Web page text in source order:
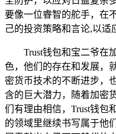
要像一位睿智的舵手，在
己的投资策略和言论,以适
Trust钱包和宝二爷在
色，他们的存在和发展，
密货币技术的不断进步，
含的巨大潜力，随着加密
们有理由相信，Trust钱包
的领域里继续书写属于他